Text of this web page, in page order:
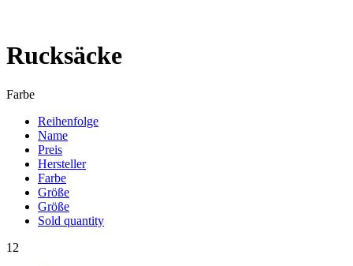
Rucksäcke
Farbe
Reihenfolge
Name
Preis
Hersteller
Farbe
Größe
Größe
Sold quantity
12